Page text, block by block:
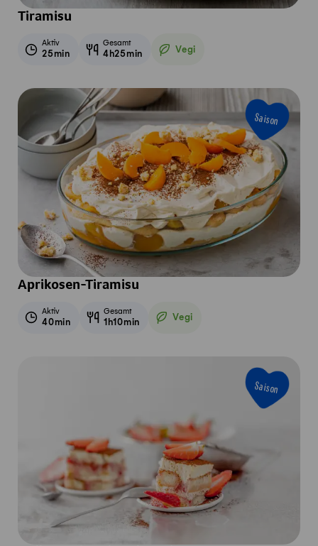
Tiramisu
Aktiv
25min
Gesamt
4h25min Vegi
Vegetarisch
Saison
Aprikosen-Tiramisu
Aktiv
40min
Gesamt
1h10min Vegi
Vegetarisch
Saison